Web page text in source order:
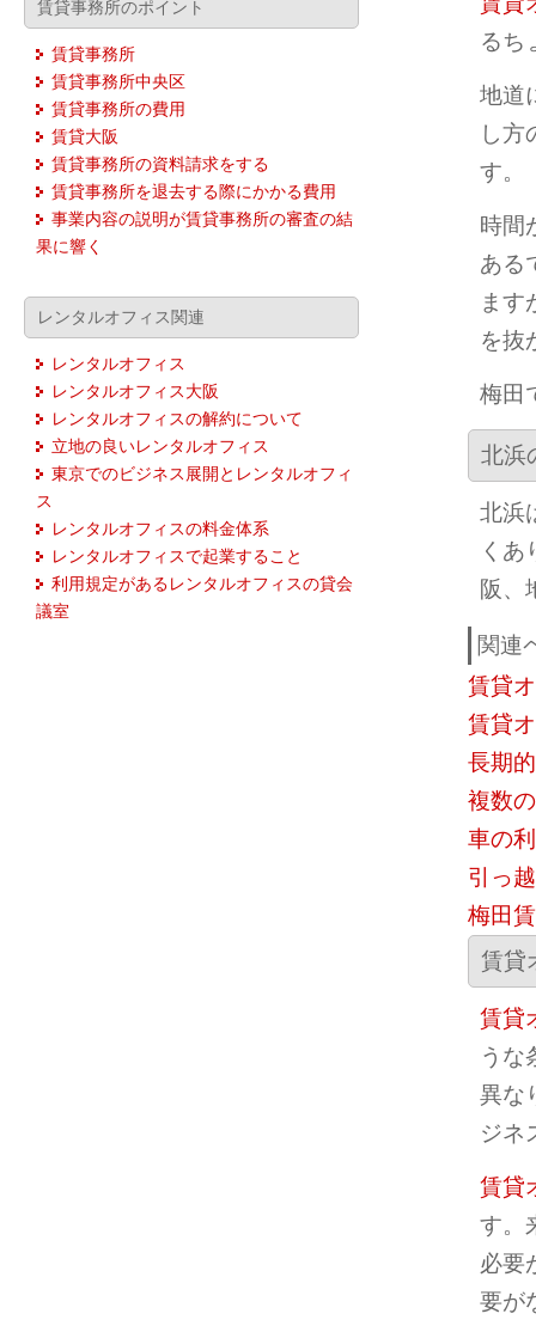
賃貸事務所のポイント
賃貸事務所
賃貸事務所中央区
賃貸事務所の費用
賃貸大阪
賃貸事務所の資料請求をする
賃貸事務所を退去する際にかかる費用
事業内容の説明が賃貸事務所の審査の結
果に響く
レンタルオフィス関連
レンタルオフィス
レンタルオフィス大阪
レンタルオフィスの解約について
立地の良いレンタルオフィス
東京でのビジネス展開とレンタルオフィ
ス
レンタルオフィスの料金体系
レンタルオフィスで起業すること
利用規定があるレンタルオフィスの貸会
議室
るち
地道
し方
す。
時間
ある
ます
を抜
梅田
北浜
北浜
くあ
阪、
関連
賃貸
賃貸
長期
複数
車の
引っ
梅田
賃貸
賃貸
うな
異な
ジネ
賃貸
す。
必要
要が